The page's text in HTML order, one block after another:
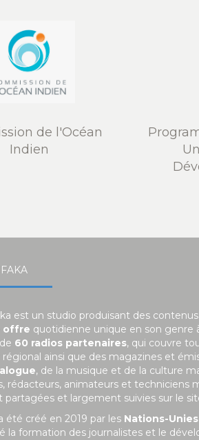
de l'Océan
Indien
est un studio produisant des
offre quotidienne unique en son genre
60 radios partenaires, qui couvre
ainsi que des magazines et
, de la musique et de la culture
rédacteurs, animateurs et techniciens
partagées et largement suivies sur le
été créé en 2019 par les Nations-Unies
la formation des journalistes et le